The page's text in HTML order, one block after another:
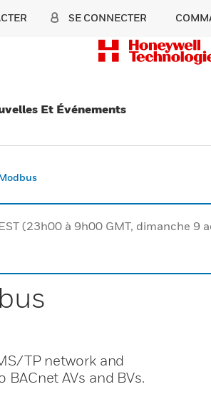
SE CONNECTER
Et Événements
(23h00 à 9h00 GMT, dimanche 9
TP network and
AVs and BVs.